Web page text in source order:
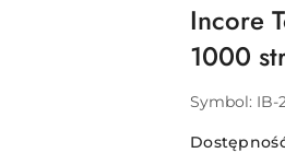
Incore
1000
Symbol: IB-